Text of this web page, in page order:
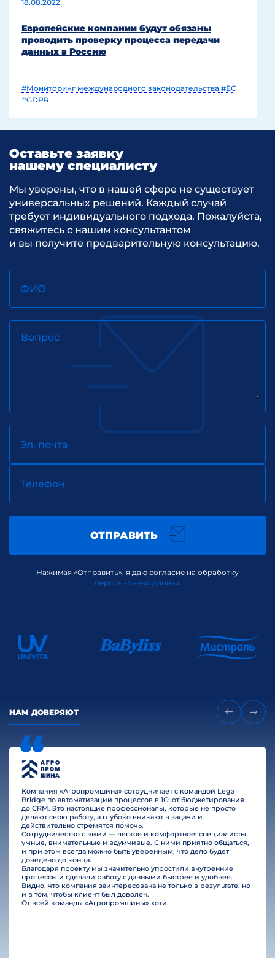
18.08.2022
Европейские компании будут обязаны
проводить проверку процесса передачи
данных в Россию
#Мониторинг международного законодательства #EC
#GDPR
Оставьте заявку
нашему специалисту
Мы уверены, что в нашей сфере не существует
универсальных решений. Каждый случай
требует индивидуального подхода. Пожалуйста,
свяжитесь с нашим консультантом
и вы получите предварительную консультацию.
ФИО
Вопрос
Эл. почта
Телефон
ОТПРАВИТЬ
Нажимая «Отправить», я даю согласие на обработку
персональных данных
НАМ ДОВЕРЯЮТ
Компания «Агропромшина» сотрудничает с командой Legal
Bridge по автоматизации процессов в 1С: от бюджетирования
до CRM. Это настоящие профессионалы, которые не просто
делают свою работу, а глубоко вникают в задачи и
действительно стремятся помочь.
Сотрудничество с ними — лёгкое и комфортное: специалисты
умные, внимательные и вдумчивые. С ними приятно общаться,
и при этом всегда можно быть уверенным, что дело будет
доведено до конца.
Благодаря проекту мы значительно упростили внутренние
процессы и сделали работу с данными быстрее и удобнее.
Видно, что компания заинтересована не только в результате, но
и в том, чтобы клиент был доволен.
От всей команды «Агропромшины» хотим поблагодарить специалистов Legal Bridge за отличную работу и человеческое отношение.…